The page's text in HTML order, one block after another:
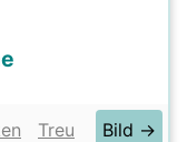
Treu Bild →